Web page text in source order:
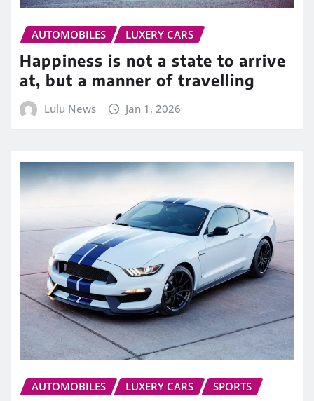
AUTOMOBILES LUXERY CARS
Happiness is not a state to arrive
at, but a manner of travelling
Lulu News Jan 1, 2026
AUTOMOBILES LUXERY CARS SPORTS